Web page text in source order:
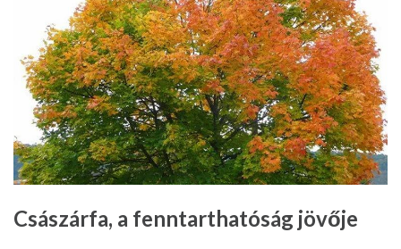
Császárfa, a fenntarthatóság jövője